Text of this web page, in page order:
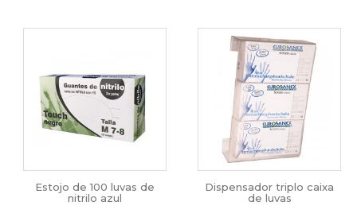
Estojo de 100 luvas de
nitrilo azul
Dispensador triplo caixa
de luvas